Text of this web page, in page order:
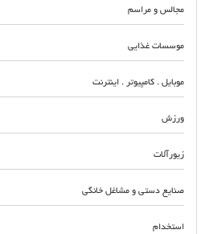
مجالس و مراسم
موسسات غذایی
موبایل . کامپیوتر . اینترنت
ورزش
زیورآلات
صنایع دستی و مشاغل خانگی
استخدام